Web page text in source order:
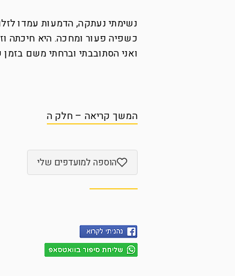
נשימתי נעתקה, הדמעות עמדו
כשפיה פעור ומחכה. היא חיכתה
ואני הסתובבתי וברחתי משם
המשך קריאה – חלק ה
הוספה למועדפים שלי